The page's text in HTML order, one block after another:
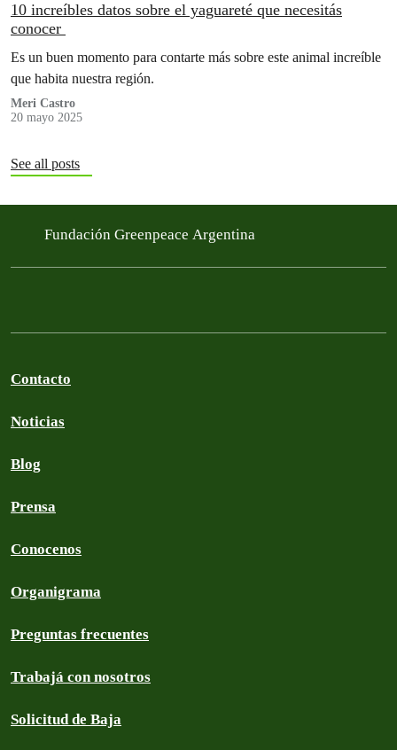
10 increíbles datos sobre el yaguareté que necesitás
conocer
Es un buen momento para contarte más sobre este animal increíble
que habita nuestra región.
Meri Castro
20 mayo 2025
See all posts
Fundación Greenpeace Argentina
Contacto
Noticias
Blog
Prensa
Conocenos
Organigrama
Preguntas frecuentes
Trabajá con nosotros
Solicitud de Baja